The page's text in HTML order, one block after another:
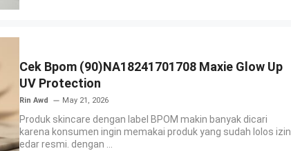
Cek Bpom (90)NA18241701708 Maxie Glow Up
UV Protection
Rin Awd May 21, 2026
Produk skincare dengan label BPOM makin banyak dicari
karena konsumen ingin memakai produk yang sudah lolos izin
edar resmi. dengan ...